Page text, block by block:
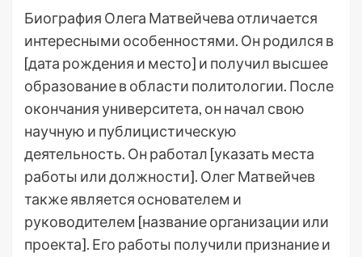
Биография Олега Матвейчева отличается
интересными особенностями. Он родился в
[дата рождения и место] и получил высшее
образование в области политологии. После
окончания университета, он начал свою
научную и публицистическую
деятельность. Он работал [указать места
работы или должности]. Олег Матвейчев
также является основателем и
руководителем [название организации или
проекта]. Его работы получили признание и